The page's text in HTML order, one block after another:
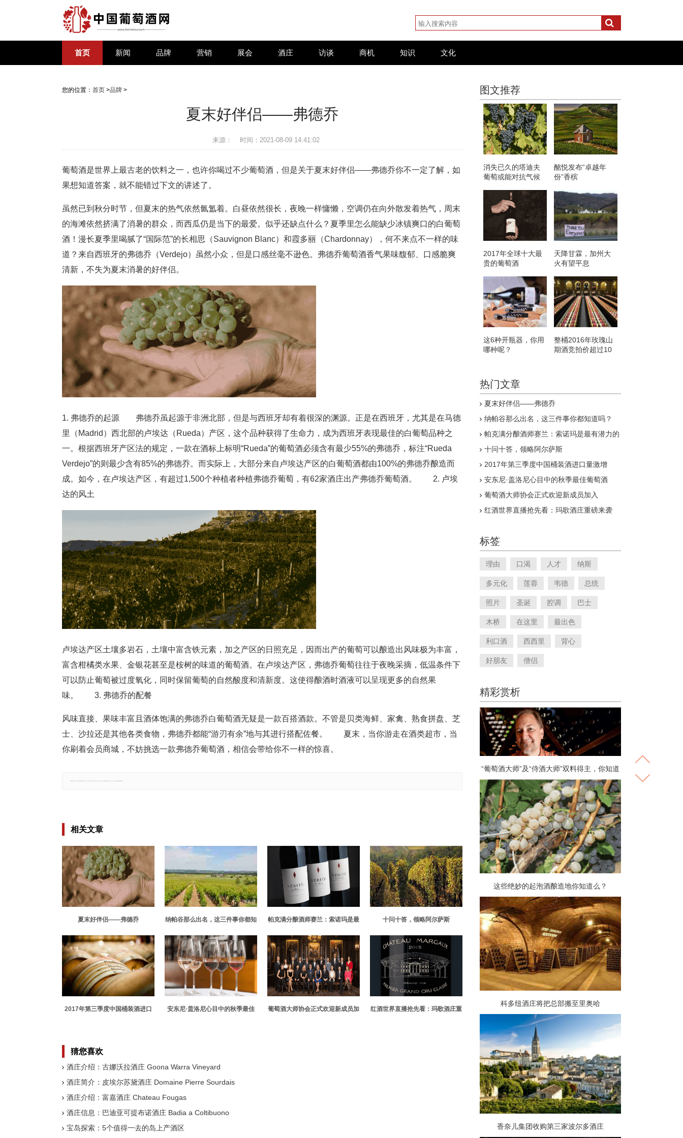
首页 新闻 品牌 营销 展会 酒庄 访谈 商机 知识 文化
您的位置： 首页 >品牌 >
夏末好伴侣——弗德乔
来源： 时间：2021-08-09 14:41:02
葡萄酒是世界上最古老的饮料之一，也许你喝过不少葡萄酒，但是关于夏末好伴侣——弗德乔你不一定了解，如
果想知道答案，就不能错过下文的讲述了。
虽然已到秋分时节，但夏末的热气依然氤氲着。白昼依然很长，夜晚一样慵懒，空调仍在向外散发着热气，周末
的海滩依然挤满了消暑的群众，而西瓜仍是当下的最爱。似乎还缺点什么？夏季里怎么能缺少冰镇爽口的白葡萄
酒！漫长夏季里喝腻了“国际范”的长相思（Sauvignon Blanc）和霞多丽（Chardonnay），何不来点不一样的味
道？来自西班牙的弗德乔（Verdejo）虽然小众，但是口感丝毫不逊色。弗德乔葡萄酒香气果味馥郁、口感脆爽
清新，不失为夏末消暑的好伴侣。
1. 弗德乔的起源 弗德乔虽起源于非洲北部，但是与西班牙却有着很深的渊源。正是在西班牙，尤其是在马德
里（Madrid）西北部的卢埃达（Rueda）产区，这个品种获得了生命力，成为西班牙表现最佳的白葡萄品种之
一。根据西班牙产区法的规定，一款在酒标上标明“Rueda”的葡萄酒必须含有最少55%的弗德乔，标注“Rueda
Verdejo”的则最少含有85%的弗德乔。而实际上，大部分来自卢埃达产区的白葡萄酒都由100%的弗德乔酿造而
成。如今，在卢埃达产区，有超过1,500个种植者种植弗德乔葡萄，有62家酒庄出产弗德乔葡萄酒。 2. 卢埃
达的风土
卢埃达产区土壤多岩石，土壤中富含铁元素，加之产区的日照充足，因而出产的葡萄可以酿造出风味极为丰富，
富含柑橘类水果、金银花甚至是桉树的味道的葡萄酒。在卢埃达产区，弗德乔葡萄往往于夜晚采摘，低温条件下
可以防止葡萄被过度氧化，同时保留葡萄的自然酸度和清新度。这使得酿酒时酒液可以呈现更多的自然果
味。 3. 弗德乔的配餐
风味直接、果味丰富且酒体饱满的弗德乔白葡萄酒无疑是一款百搭酒款。不管是贝类海鲜、家禽、熟食拼盘、芝
士、沙拉还是其他各类食物，弗德乔都能“游刃有余”地与其进行搭配佐餐。 夏末，当你游走在酒类超市，当
你刷着会员商城，不妨挑选一款弗德乔葡萄酒，相信会带给你不一样的惊喜。
相关文章
夏末好伴侣——弗德乔
纳帕谷那么出名，这三件事你都知
帕克满分酿酒师赛兰：索诺玛是最
十问十答，领略阿尔萨斯
2017年第三季度中国桶装酒进口
安东尼·盖洛尼心目中的秋季最佳
葡萄酒大师协会正式欢迎新成员加
红酒世界直播抢先看：玛歌酒庄重
猜您喜欢
酒庄介绍：古娜沃拉酒庄 Goona Warra Vineyard
酒庄简介：皮埃尔苏黛酒庄 Domaine Pierre Sourdais
酒庄介绍：富嘉酒庄 Chateau Fougas
酒庄信息：巴迪亚可提布诺酒庄 Badia a Coltibuono
宝岛探索：5个值得一去的岛上产酒区
图文推荐
消失已久的塔迪夫
葡萄或能对抗气候
酩悦发布“卓越年
份”香槟
2017年全球十大最
贵的葡萄酒
天降甘霖，加州大
火有望平息
这6种开瓶器，你用
哪种呢？
整桶2016年玫瑰山
期酒竞拍价超过10
热门文章
夏末好伴侣——弗德乔
纳帕谷那么出名，这三件事你都知道吗？
帕克满分酿酒师赛兰：索诺玛是最有潜力的
十问十答，领略阿尔萨斯
2017年第三季度中国桶装酒进口量激增
安东尼·盖洛尼心目中的秋季最佳葡萄酒
葡萄酒大师协会正式欢迎新成员加入
红酒世界直播抢先看：玛歌酒庄重磅来袭
标签
理由 口渴 人才 纳斯
多元化 莲蓉 韦德 总统
照片 圣诞 腔调 巴士
木桥 在这里 最出色
利口酒 西西里 背心
好朋友 僧侣
精彩赏析
“葡萄酒大师”及“侍酒大师”双料得主，你知道
都有谁吗？
这些绝妙的起泡酒酿造地你知道么？
科多纽酒庄将把总部搬至里奥哈
香奈儿集团收购第三家波尔多酒庄